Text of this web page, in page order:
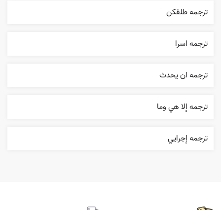
ترجمه طلقکن
ترجمه اسرا
ترجمه ان يحدث
ترجمه إلا هي وما
ترجمه إجرایي